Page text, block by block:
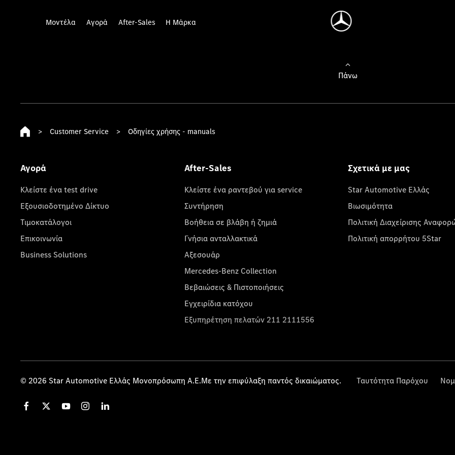
Μοντέλα Αγορά After-Sales Η Μάρκα
Πάνω
> Customer Service > Οδηγίες χρήσης - manuals
Αγορά
Κλείστε ένα test drive
Εξουσιοδοτημένο Δίκτυο
Τιμοκατάλογοι
Επικοινωνία
Business Solutions
After-Sales
Κλείστε ένα ραντεβού για service
Συντήρηση
Βοήθεια σε βλάβη ή ζημιά
Γνήσια ανταλλακτικά
Αξεσουάρ
Mercedes-Benz Collection
Βεβαιώσεις & Πιστοποιήσεις
Εγχειρίδια κατόχου
Εξυπηρέτηση πελατών 211 2111556
Σχετικά με μας
Star Automotive Ελλάς
Βιωσιμότητα
Πολιτική Διαχείρισης
Πολιτική απορρήτου 5Star
© 2026 Star Automotive Ελλάς Μονοπρόσωπη Α.Ε.Με την επιφύλαξη παντός δικαιώματος. Ταυτότητα Παρόχου